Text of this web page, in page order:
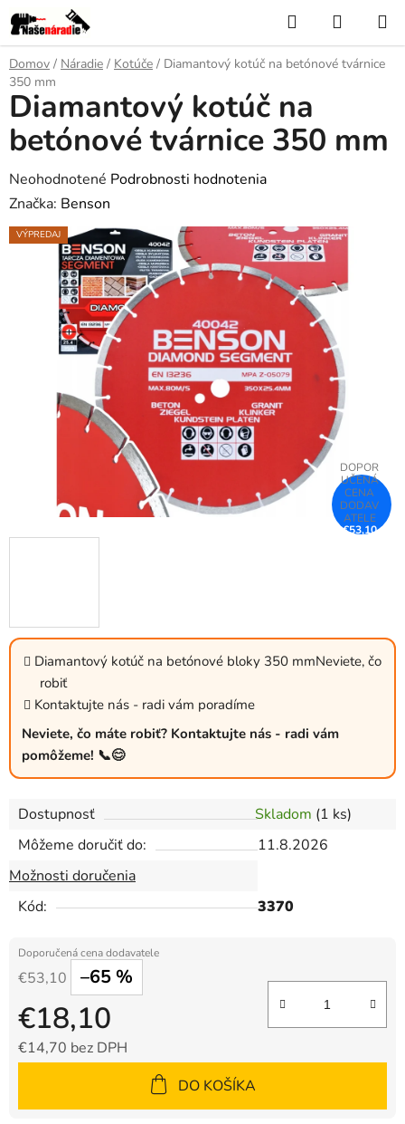
Prejsť
na
obsah
Hľadať
KOŠÍK
Domov / Náradie / Kotúče / Diamantový kotúč na betónové tvárnice
350 mm
Diamantový kotúč na betónové bloky 350 mmNeviete, čo
robiť
Kontaktujte nás - radi vám poradíme
Neviete, čo máte robiť? Kontaktujte nás - radi vám
pomôžeme! 📞😊
Dostupnosť Skladom (1 ks)
Môžeme doručiť do:
11.8.2026
Možnosti doručenia
Kód:
3370
€53,10 –65 %
€18,10
€14,70 bez DPH
DO KOŠÍKA
Diamantový kotúč na
betónové tvárnice 350 mm
Priemerné
hodnotenie
produktu
hviezdičiek.
Neohodnotené Podrobnosti hodnotenia
Značka: Benson
VÝPREDAJ
€53,10